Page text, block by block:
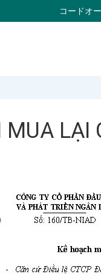
コードオ
MUA